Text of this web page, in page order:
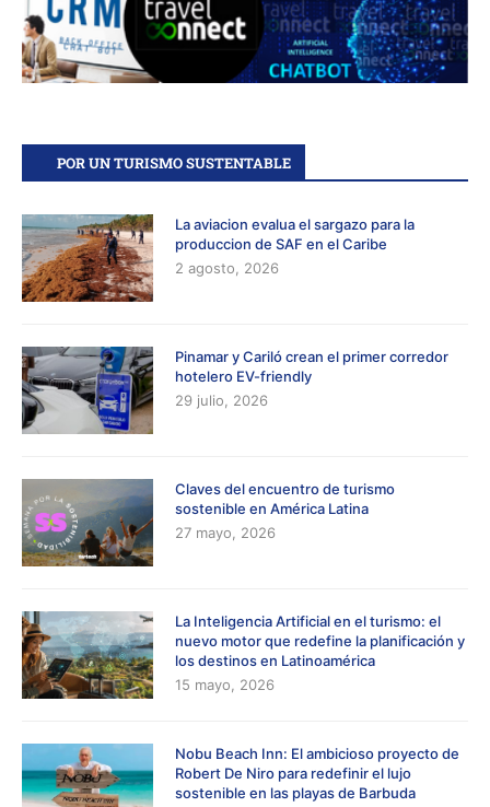
POR UN TURISMO SUSTENTABLE
La aviacion evalua el sargazo para la
produccion de SAF en el Caribe
2 agosto, 2026
Pinamar y Cariló crean el primer corredor
hotelero EV-friendly
29 julio, 2026
Claves del encuentro de turismo
sostenible en América Latina
27 mayo, 2026
La Inteligencia Artificial en el turismo: el
nuevo motor que redefine la planificación y
los destinos en Latinoamérica
15 mayo, 2026
Nobu Beach Inn: El ambicioso proyecto de
Robert De Niro para redefinir el lujo
sostenible en las playas de Barbuda